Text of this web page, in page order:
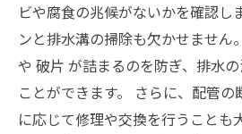
ビや腐食の兆候がないかを確認し
ンと排水溝の掃除も欠かせません
や 破片 が詰まるのを防ぎ、排水
ことができます。 さらに、配管
に応じて修理や交換を行うことも